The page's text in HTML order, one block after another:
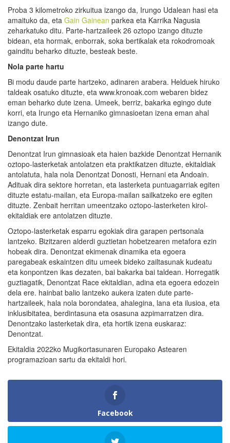
Proba 3 kilometroko zirkuitua izango da, Irungo Udalean hasi eta
amaituko da, eta Gain Gainean parkea eta Karrika Nagusia
zeharkatuko ditu. Parte-hartzaileek 26 oztopo izango dituzte
bidean, eta hormak, enborrak, soka bertikalak eta rokodromoak
gainditu beharko dituzte, besteak beste.
Nola parte hartu
Bi modu daude parte hartzeko, adinaren arabera. Helduek hiruko
taldeak osatuko dituzte, eta www.kronoak.com webaren bidez
eman beharko dute izena. Umeek, berriz, bakarka egingo dute
korri, eta Irungo eta Hernaniko gimnasioetan izena eman ahal
izango dute.
Denontzat Irun
Denontzat Irun gimnasioak eta haien bazkide Denontzat Hernanik
oztopo-lasterketak antolatzen eta praktikatzen dituzte, ekitaldiak
antolatuta, hala nola Denontzat Donosti, Hernani eta Andoain.
Adituak dira sektore horretan, eta lasterketa puntuagarriak egiten
dituzte estatu-mailan, eta Europa-mailan sailkatzeko ere egiten
dituzte. Zenbait herritan umeentzako oztopo-lasterketen kirol-
ekitaldiak ere antolatzen dituzte.
Oztopo-lasterketak esparru egokiak dira garapen pertsonala
lantzeko. Bizitzaren alderdi guztietan hobetzearen metafora ezin
hobeak dira. Denontzat ekimenak dinamika eta egoera
paregabeak eskaintzen ditu umeek bideko zailtasunak kudeatu
eta konpontzen ikas dezaten, bai bakarka bai taldean. Horregatik
guztiagatik, Denontzat Race ekitaldian, adina eta egoera edozein
dela ere. hainbat balio lantzeko aukera izaten dute parte-
hartzaileek, hala nola borondatea, ahalegina, lana eta ilusioa, eta
inklusibitatea, berdintasuna eta osasuna azpimarratzen dira.
Denontzako lasterketak dira, eta hortik izena euskaraz:
Denontzat.
Ekitaldia 2022ko Mugikortasunaren Europako Astearen
programazioan sartu da ekitaldi hori.
Facebook